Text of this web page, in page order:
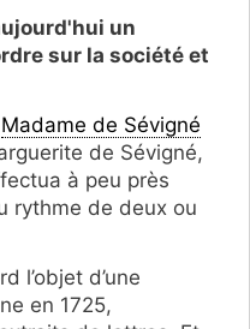
un
sur la société et
Madame de Sévigné
de Sévigné,
à peu près
rythme de deux ou
l’objet d’une
en 1725,